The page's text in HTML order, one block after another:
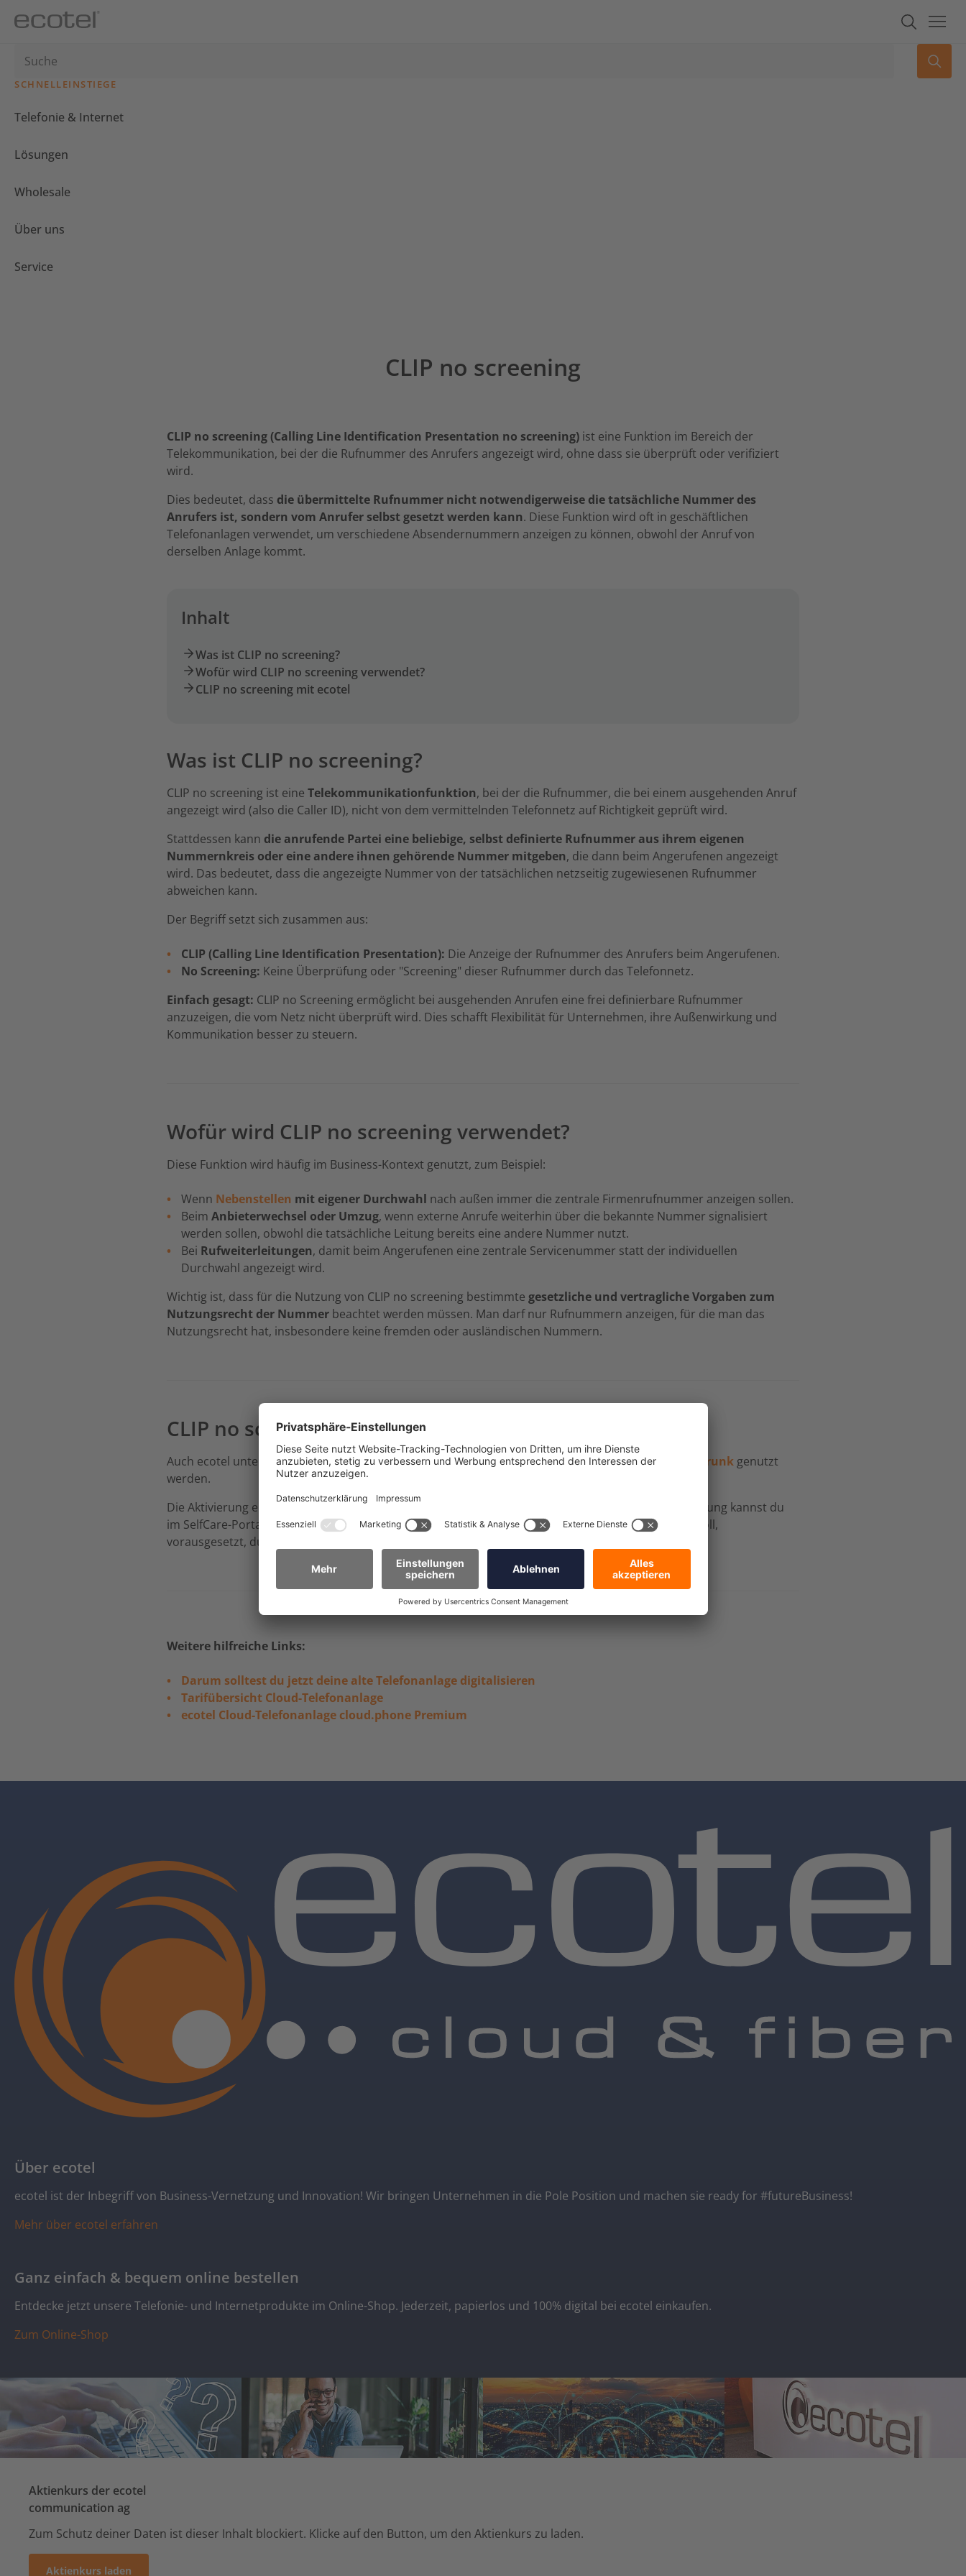
SCHNELLEINSTIEGE
Telefonie & Internet
Lösungen
Wholesale
Über uns
Service
CLIP no screening
CLIP no screening (Calling Line Identification Presentation no screening) ist eine Funktion im Bereich der
Telekommunikation, bei der die Rufnummer des Anrufers angezeigt wird, ohne dass sie überprüft oder verifiziert
wird.
Dies bedeutet, dass die übermittelte Rufnummer nicht notwendigerweise die tatsächliche Nummer des
Anrufers ist, sondern vom Anrufer selbst gesetzt werden kann. Diese Funktion wird oft in geschäftlichen
Telefonanlagen verwendet, um verschiedene Absendernummern anzeigen zu können, obwohl der Anruf von
derselben Anlage kommt.
Inhalt
Was ist CLIP no screening?
Wofür wird CLIP no screening verwendet?
CLIP no screening mit ecotel
Was ist CLIP no screening?
CLIP no screening ist eine Telekommunikationfunktion, bei der die Rufnummer, die bei einem ausgehenden Anruf
angezeigt wird (also die Caller ID), nicht von dem vermittelnden Telefonnetz auf Richtigkeit geprüft wird.
Stattdessen kann die anrufende Partei eine beliebige, selbst definierte Rufnummer aus ihrem eigenen
Nummernkreis oder eine andere ihnen gehörende Nummer mitgeben, die dann beim Angerufenen angezeigt
wird. Das bedeutet, dass die angezeigte Nummer von der tatsächlichen netzseitig zugewiesenen Rufnummer
abweichen kann.
Der Begriff setzt sich zusammen aus:
CLIP (Calling Line Identification Presentation): Die Anzeige der Rufnummer des Anrufers beim Angerufenen.
No Screening: Keine Überprüfung oder "Screening" dieser Rufnummer durch das Telefonnetz.
Einfach gesagt: CLIP no Screening ermöglicht bei ausgehenden Anrufen eine frei definierbare Rufnummer
anzuzeigen, die vom Netz nicht überprüft wird. Dies schafft Flexibilität für Unternehmen, ihre Außenwirkung und
Kommunikation besser zu steuern.
Wofür wird CLIP no screening verwendet?
Diese Funktion wird häufig im Business-Kontext genutzt, zum Beispiel:
Wenn Nebenstellen mit eigener Durchwahl nach außen immer die zentrale Firmenrufnummer anzeigen sollen.
Beim Anbieterwechsel oder Umzug, wenn externe Anrufe weiterhin über die bekannte Nummer signalisiert
werden sollen, obwohl die tatsächliche Leitung bereits eine andere Nummer nutzt.
Bei Rufweiterleitungen, damit beim Angerufenen eine zentrale Servicenummer statt der individuellen
Durchwahl angezeigt wird.
Wichtig ist, dass für die Nutzung von CLIP no screening bestimmte gesetzliche und vertragliche Vorgaben zum
Nutzungsrecht der Nummer beachtet werden müssen. Man darf nur Rufnummern anzeigen, für die man das
Nutzungsrecht hat, insbesondere keine fremden oder ausländischen Nummern.
CLIP no screening mit ecotel
Auch ecotel unterstützt CLIP no Screening. Die Option kann bei derCloud-Telefonanlageund SIP-Trunk genutzt
werden.
Die Aktivierung erfolgt im ecotel Kundenportal oder durch deinen Vertriebspartner. Nach Freischaltung kannst du
im SelfCare-Portal festlegen, welche Rufnummer bei abgehenden Gesprächen signalisiert werden soll,
vorausgesetzt, du bist berechtigt, die jeweilige Nummer zu verwenden.
Weitere hilfreiche Links:
Darum solltest du jetzt deine alte Telefonanlage digitalisieren
Tarifübersicht Cloud-Telefonanlage
ecotel Cloud-Telefonanlage cloud.phone Premium
Über ecotel
ecotel ist der Inbegriff von Business-Vernetzung und Innovation! Wir bringen Unternehmen in die Pole Position und machen sie ready for #futureBusiness!
Mehr über ecotel erfahren
Ganz einfach & bequem online bestellen
Entdecke jetzt unsere Telefonie- und Internetprodukte im Online-Shop. Jederzeit, papierlos und 100% digital bei ecotel einkaufen.
Zum Online-Shop
Aktienkurs der ecotel
communication ag
Zum Schutz deiner Daten ist dieser Inhalt blockiert. Klicke auf den Button, um den Aktienkurs zu laden.
Aktienkurs laden